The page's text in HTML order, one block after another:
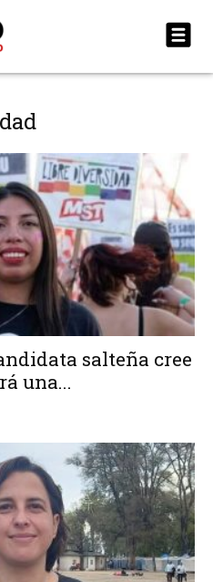
salteña cree
una...